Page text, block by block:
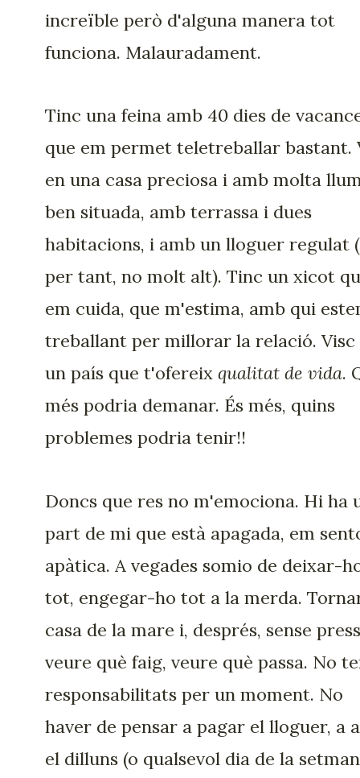
increïble però d'alguna manera tot
funciona. Malauradament.
Tinc una feina amb 40 dies de
que em permet teletreballar bastant.
en una casa preciosa i amb molta
ben situada, amb terrassa i dues
habitacions, i amb un lloguer regulat
per tant, no molt alt). Tinc un xicot
em cuida, que m'estima, amb qui
treballant per millorar la relació. Visc
un país que t'ofereix qualitat de vida.
més podria demanar. És més, quins
problemes podria tenir!!
Doncs que res no m'emociona. Hi ha
part de mi que està apagada, em
apàtica. A vegades somio de deixar-
tot, engegar-ho tot a la merda.
casa de la mare i, després, sense
veure què faig, veure què passa. No
responsabilitats per un moment. No
haver de pensar a pagar el lloguer, a
el dilluns (o qualsevol dia de la